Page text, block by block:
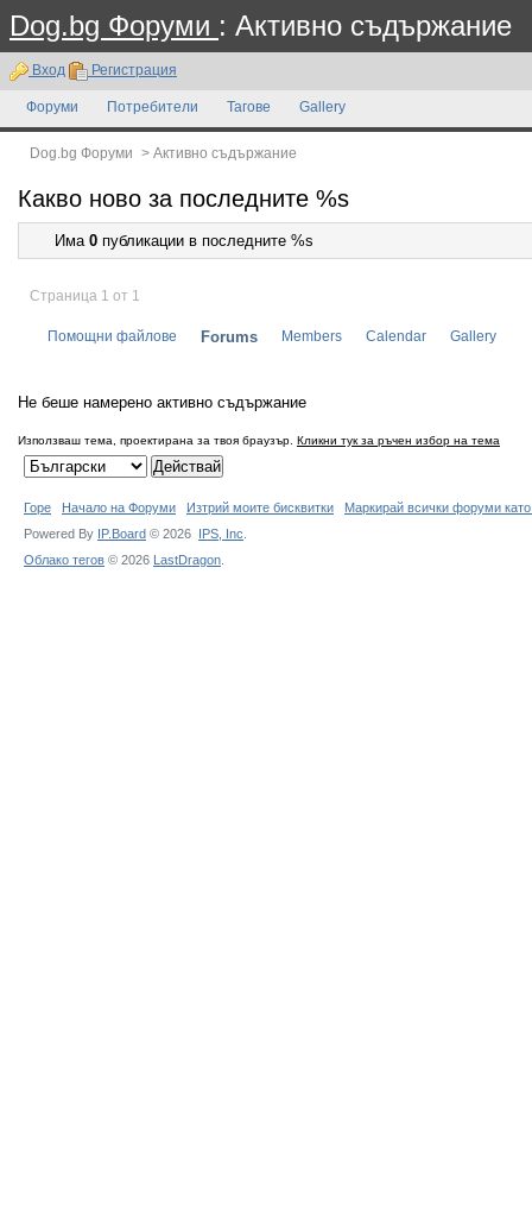
Dog.bg Форуми : Активно съдържание
Вход Регистрация
Форуми Потребители Тагове Gallery
Dog.bg Форуми > Активно съдържание
Какво ново за последните %s
Има 0 публикации в последните %s
Страница 1 от 1
Помощни файлове Forums Members Calendar Gallery
Не беше намерено активно съдържание
Използваш тема, проектирана за твоя браузър. Кликни тук за ръчен избор на тема
Горе Начало на Форуми Изтрий моите бисквитки
Маркирай всички форуми
Powered By IP.Board © 2026 IPS, Inc
Облако тегов © 2026 LastDragon